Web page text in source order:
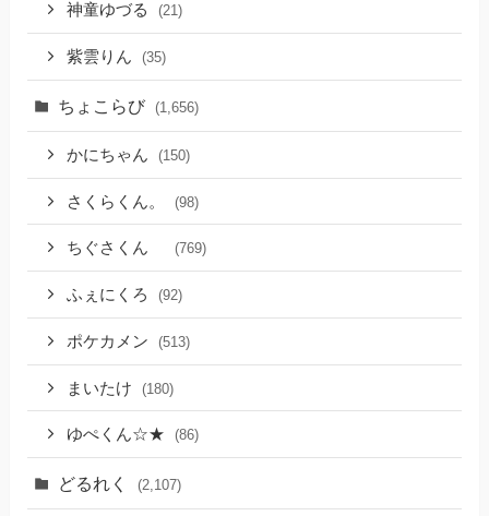
神童ゆづる (21)
紫雲りん (35)
ちょこらび (1,656)
かにちゃん (150)
さくらくん。 (98)
ちぐさくん (769)
ふぇにくろ (92)
ポケカメン (513)
まいたけ (180)
ゆぺくん☆★ (86)
どるれく (2,107)